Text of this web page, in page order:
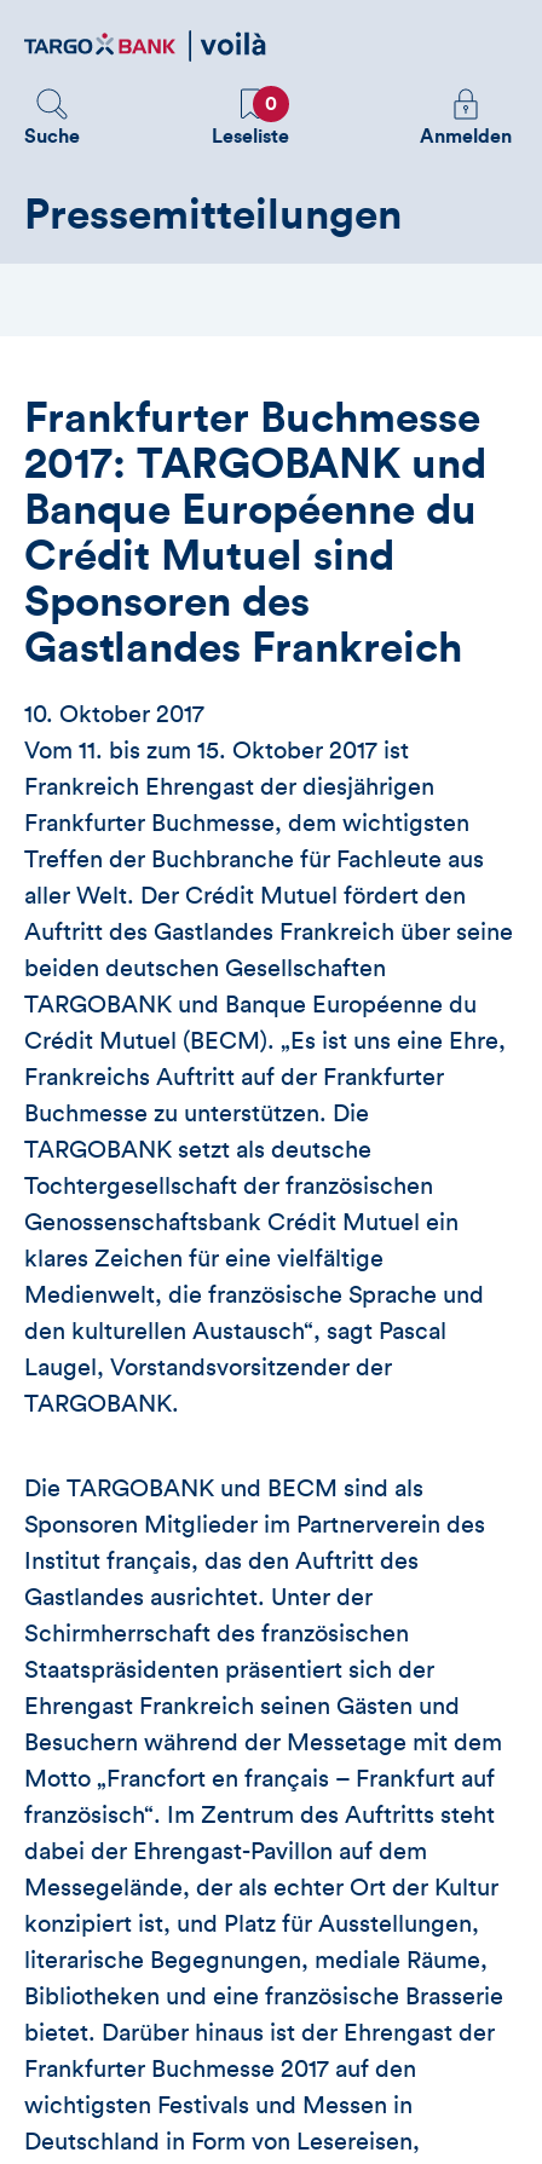
zum
Suche
Favoriten
0
Leseliste
Melden
Sie
Anmelden
Pressemitteilungen
Frankfurter Buchmesse
2017: TARGOBANK und
Banque Européenne du
Crédit Mutuel sind
Sponsoren des
Gastlandes Frankreich
10. Oktober 2017
Vom 11. bis zum 15. Oktober 2017 ist
Frankreich Ehrengast der diesjährigen
Frankfurter Buchmesse, dem wichtigsten
Treffen der Buchbranche für Fachleute aus
aller Welt. Der Crédit Mutuel fördert den
Auftritt des Gastlandes Frankreich über seine
beiden deutschen Gesellschaften
TARGOBANK und Banque Européenne du
Crédit Mutuel (BECM). „Es ist uns eine Ehre,
Frankreichs Auftritt auf der Frankfurter
Buchmesse zu unterstützen. Die
TARGOBANK setzt als deutsche
Tochtergesellschaft der französischen
Genossenschaftsbank Crédit Mutuel ein
klares Zeichen für eine vielfältige
Medienwelt, die französische Sprache und
den kulturellen Austausch“, sagt Pascal
Laugel, Vorstandsvorsitzender der
TARGOBANK.
Die TARGOBANK und BECM sind als
Sponsoren Mitglieder im Partnerverein des
Institut français, das den Auftritt des
Gastlandes ausrichtet. Unter der
Schirmherrschaft des französischen
Staatspräsidenten präsentiert sich der
Ehrengast Frankreich seinen Gästen und
Besuchern während der Messetage mit dem
Motto „Francfort en français – Frankfurt auf
französisch“. Im Zentrum des Auftritts steht
dabei der Ehrengast-Pavillon auf dem
Messegelände, der als echter Ort der Kultur
konzipiert ist, und Platz für Ausstellungen,
literarische Begegnungen, mediale Räume,
Bibliotheken und eine französische Brasserie
bietet. Darüber hinaus ist der Ehrengast der
Frankfurter Buchmesse 2017 auf den
wichtigsten Festivals und Messen in
Deutschland in Form von Lesereisen,